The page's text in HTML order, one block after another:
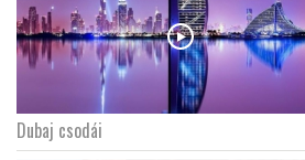
Dubaj csodái